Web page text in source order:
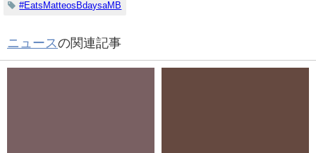
#EatsMatteosBdaysaMB
ニュースの関連記事